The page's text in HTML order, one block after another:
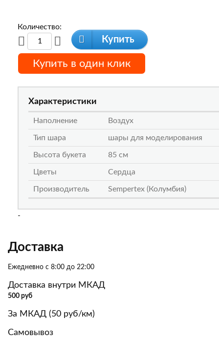
Количество:
Купить
Купить в один клик
Характеристики
Наполнение Воздух
Тип шара шары для моделирования
Высота букета 85 см
Цветы Сердца
Производитель Sempertex (Колумбия)
-
Доставка
Ежедневно с 8:00 до 22:00
Доставка внутри МКАД
500 руб
За МКАД (50 руб/км)
Самовывоз